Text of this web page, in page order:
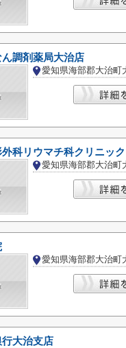
ん調剤薬局大治店
科リウマチ科クリニック
大治支店